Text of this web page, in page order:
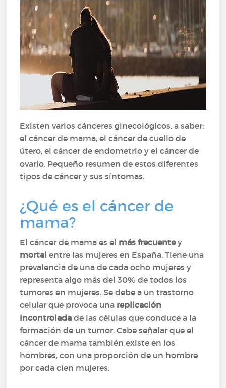
Existen varios cánceres ginecológicos, a saber:
el cáncer de mama, el cáncer de cuello de
útero, el cáncer de endometrio y el cáncer de
ovario. Pequeño resumen de estos diferentes
tipos de cáncer y sus síntomas.
¿Qué es el cáncer de
mama?
El cáncer de mama es el más frecuentey
mortal entre las mujeres en España. Tiene una
prevalencia de una de cada ocho mujeres y
representa algo más del 30% de todos los
tumores en mujeres. Se debe a un trastorno
celular que provoca una replicación
incontrolada de las células que conduce a la
formación de un tumor. Cabe señalar que el
cáncer de mama también existe en los
hombres, con una proporción de un hombre
por cada cien mujeres.